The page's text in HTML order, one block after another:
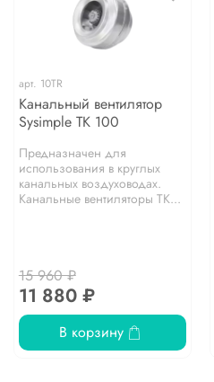
арт. 10TR
Канальный вентилятор
Sysimple TK 100
Предназначен для
использования в круглых
канальных воздуховодах.
Канальные вентиляторы TK...
15 960 ₽
11 880 ₽
В корзину